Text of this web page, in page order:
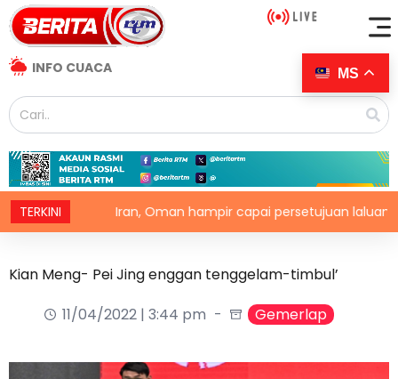
INFO CUACA
TERKINIIran, Oman hampir capai persetujuan laluan
Kian Meng- Pei Jing enggan tenggelam-timbul’
11/04/2022 | 3:44 pm
Gemerlap
MS